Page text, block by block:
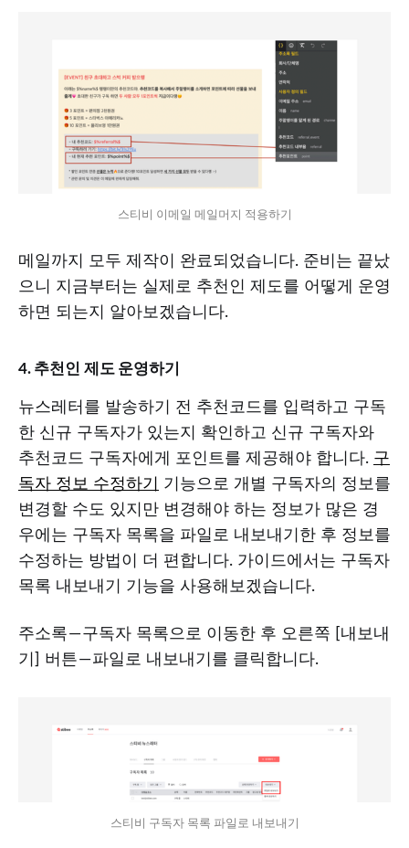
스티비 이메일 메일머지 적용하기
메일까지 모두 제작이 완료되었습니다. 준비는 끝났
으니 지금부터는 실제로 추천인 제도를 어떻게 운영
하면 되는지 알아보겠습니다.
4. 추천인 제도 운영하기
뉴스레터를 발송하기 전 추천코드를 입력하고 구독
한 신규 구독자가 있는지 확인하고 신규 구독자와
추천코드 구독자에게 포인트를 제공해야 합니다. 구
독자 정보 수정하기
기능으로 개별 구독자의 정보를
변경할 수도 있지만 변경해야 하는 정보가 많은 경
우에는 구독자 목록을 파일로 내보내기한 후 정보를
수정하는 방법이 더 편합니다. 가이드에서는 구독자
목록 내보내기 기능을 사용해보겠습니다.
주소록 — 구독자 목록으로 이동한 후 오른쪽 [내보내
기] 버튼 — 파일로 내보내기를 클릭합니다.
스티비 구독자 목록 파일로 내보내기